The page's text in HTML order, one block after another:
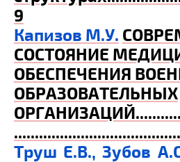
9
Капизов М.У.
СОСТОЯНИЕ
ОБЕСПЕЧЕНИЯ
ОБРАЗОВАТЕЛЬНЫХ
ОРГАНИЗАЦИЙ
Труш Е.В., Зубов